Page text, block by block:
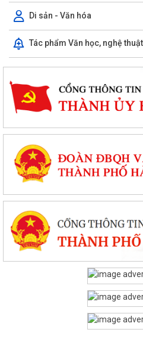
Di sản - Văn hóa
Tác phẩm Văn học, nghệ thuật
PHƯỜNG CHU VĂN AN TỔ CHỨC
QUAN ĐẾN DỰ ÁN KHU DU LỊCH, DỊCH
PHƯỜNG CHU VĂN AN TỔ CHỨC
THƯỜNG, HỖ TRỢ GIẢI PHÓNG MẶT
THÔNG BÁO Niêm yết công khai
Phiếu khảo sát sự hài lòng của
quyền cấp xã và cán bộ, công...
Kế hoạch thực hiện Quy định số
Chấp hành Trung ương về công tác...
TỪ PHƯỢNG HOÀNG, KỂ CÂU
THẾ GIỚI
Công bố thủ tục hành chính đặc
thuộc phạm vi chức năng quản lý...
Mã QR thủ tục hành chính cấp xã
Kết quả cải cách thủ tục hành chính